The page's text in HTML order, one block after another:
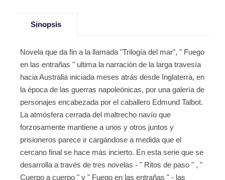
Sinopsis
Novela que da fin a la llamada "Trilogía del mar", " Fuego
en las entrañas " ultima la narración de la larga travesía
hacia Australia iniciada meses atrás desde Inglaterra, en
la época de las guerras napoleónicas, por una galería de
personajes encabezada por el caballero Edmund Talbot.
La atmósfera cerrada del maltrecho navío que
forzosamente mantiene a unos y otros juntos y
prisioneros parece ir cargándose a medida que el
cercano final se hace más incierto. En esta serie que se
desarrolla a través de tres novelas - " Ritos de paso " , "
Cuerpo a cuerpo " y " Fuego en las entrañas " - las